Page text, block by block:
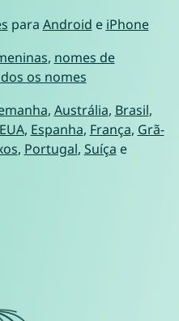
para Android e iPhone
, nomes de
os nomes
, Austrália, Brasil,
EUA, Espanha, França, Grã-
, Portugal, Suíça e